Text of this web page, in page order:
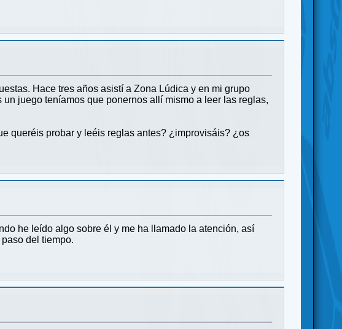
Hace tres años asistí a Zona Lúdica y en mi grupo
juego teníamos que ponernos allí mismo a leer las reglas,
queréis probar y leéis reglas antes? ¿improvisáis? ¿os
he leído algo sobre él y me ha llamado la atención, así
del tiempo.